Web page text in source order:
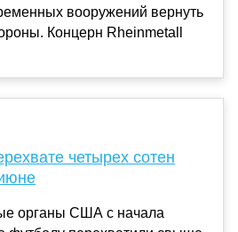
вооружений вернуть
Концерн Rheinmetall
четырех сотен
органы США с начала